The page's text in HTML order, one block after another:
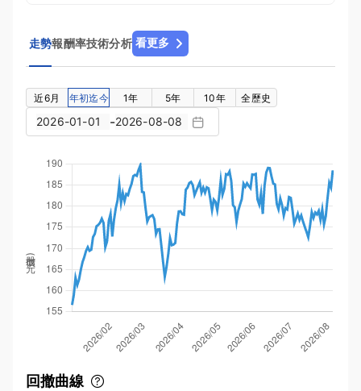
走勢報酬率技術分析 看更多
近6月 年初迄今 1年 5年 10年 全歷史
-
股價(元)
回撤曲線